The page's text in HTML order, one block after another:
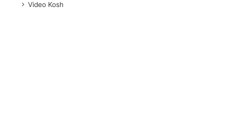
Video Kosh